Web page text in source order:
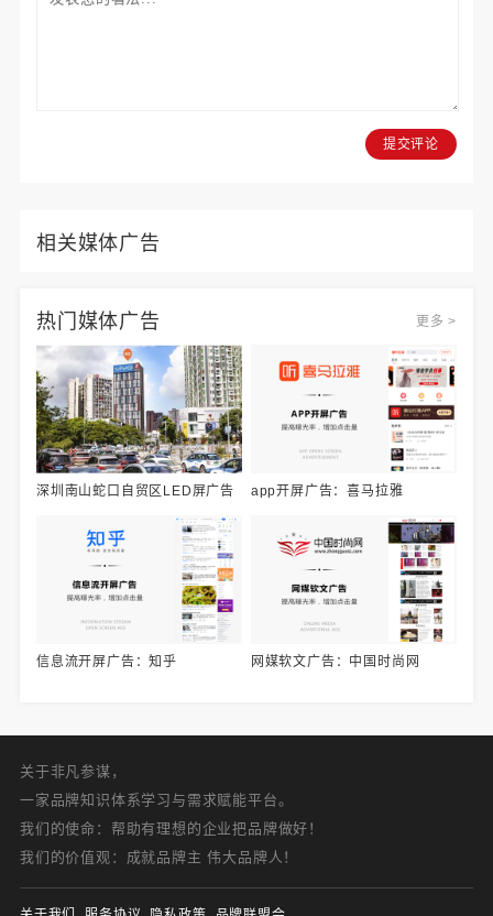
提交评论
相关媒体广告
热门媒体广告 更多 >
深圳南山蛇口自贸区LED屏广告 app开屏广告：喜马拉雅
信息流开屏广告：知乎 网媒软文广告：中国时尚网
关于非凡参谋，
一家品牌知识体系学习与需求赋能平台。
我们的使命：帮助有理想的企业把品牌做好！
我们的价值观：成就品牌主 伟大品牌人！